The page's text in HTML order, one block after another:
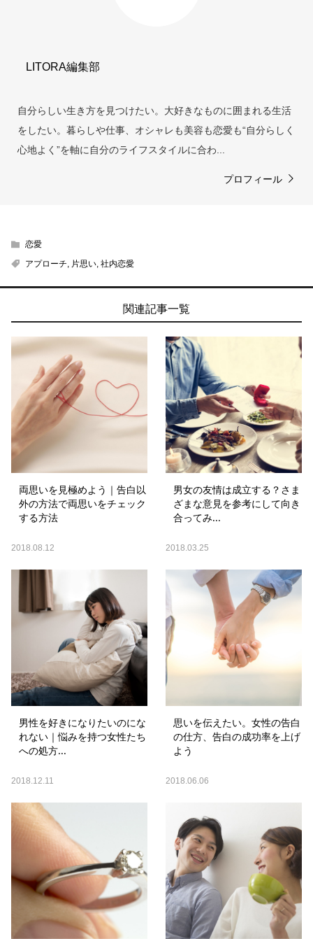
LITORA編集部
自分らしい生き方を見つけたい。大好きなものに囲まれる生活
をしたい。暮らしや仕事、オシャレも美容も恋愛も“自分らしく
心地よく”を軸に自分のライフスタイルに合わ...
プロフィール
恋愛
アプローチ, 片思い, 社内恋愛
関連記事一覧
両思いを見極めよう｜告白以
外の方法で両思いをチェック
する方法
2018.08.12
男女の友情は成立する？さま
ざまな意見を参考にして向き
合ってみ...
2018.03.25
男性を好きになりたいのにな
れない｜悩みを持つ女性たち
への処方...
2018.12.11
思いを伝えたい。女性の告白
の仕方、告白の成功率を上げ
よう
2018.06.06